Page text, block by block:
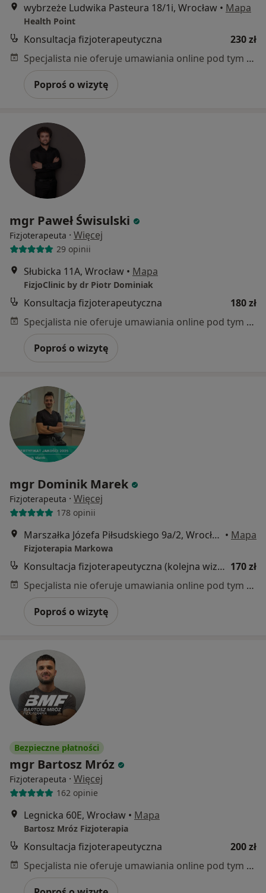
wybrzeże Ludwika Pasteura 18/1i, Wrocław • Mapa
Health Point
Konsultacja fizjoterapeutyczna
230 zł
Specjalista nie oferuje umawiania online pod tym adresem.
Poproś o wizytę
mgr Paweł Świsulski
Fizjoterapeuta · Więcej
29 opinii
Słubicka 11A, Wrocław • Mapa
FizjoClinic by dr Piotr Dominiak
Konsultacja fizjoterapeutyczna
180 zł
Specjalista nie oferuje umawiania online pod tym adresem.
Poproś o wizytę
mgr Dominik Marek
Fizjoterapeuta · Więcej
178 opinii
Marszałka Józefa Piłsudskiego 9a/2, Wrocław • Mapa
Fizjoterapia Markowa
Konsultacja fizjoterapeutyczna (kolejna wizyta) 170 zł
Specjalista nie oferuje umawiania online pod tym adresem.
Poproś o wizytę
Bezpieczne płatności
mgr Bartosz Mróz
Fizjoterapeuta · Więcej
162 opinie
Legnicka 60E, Wrocław • Mapa
Bartosz Mróz Fizjoterapia
Konsultacja fizjoterapeutyczna
200 zł
Specjalista nie oferuje umawiania online pod tym adresem.